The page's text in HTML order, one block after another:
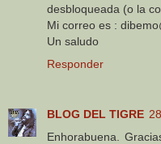
desbloqueada (o la
Mi correo es :
Un saludo
Responder
BLOG DEL TIGRE
Enhorabuena.